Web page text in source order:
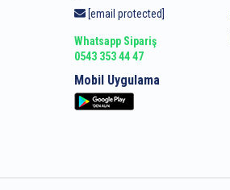
[email protected]
Whatsapp Sipariş
0543 353 44 47
Mobil Uygulama